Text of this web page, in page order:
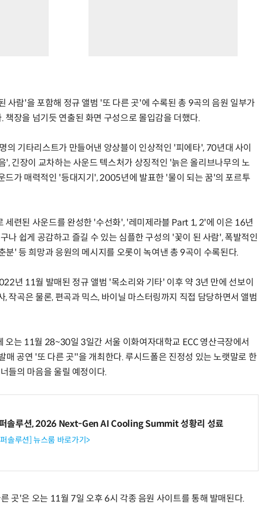
사람'을 포함해 정규 앨범 '또 다른 곳'에 수록된 총 9곡의 음원 일부가
책장을 넘기듯 연출된 화면 구성으로 몰입감을 더했다.
의 기타리스트가 만들어낸 앙상블이 인상적인 '피에타', 70년대 사이
', 긴장이 교차하는 사운드 텍스처가 상징적인 '늙은 올리브나무의 노
드가 매력적인 '등대지기', 2005년에 발표한 '물이 되는 꿈'의 포르투
세련된 사운드를 완성한 '수선화', '레미제라블 Part 1, 2'에 이은 16년
나 쉽게 공감하고 즐길 수 있는 심플한 구성의 '꽃이 된 사람', 폭발적인
분' 등 희망과 응원의 메시지를 오롯이 녹여낸 총 9곡이 수록된다.
년 11월 발매된 정규 앨범 '목소리와 기타' 이후 약 3년 만에 선보이
, 작곡은 물론, 편곡과 믹스, 바이닐 마스터링까지 직접 담당하면서 앨범
오는 11월 28~30일 3일간 서울 이화여자대학교 ECC 영산극장에서
공연 '또 다른 곳''을 개최한다. 루시드폴은 진정성 있는 노랫말로 한
들의 마음을 울릴 예정이다.
솔루션, 2026 Next-Gen AI Cooling Summit 성황리 성료
솔루션] 뉴스룸 바로가기>
곳'은 오는 11월 7일 오후 6시 각종 음원 사이트를 통해 발매된다.